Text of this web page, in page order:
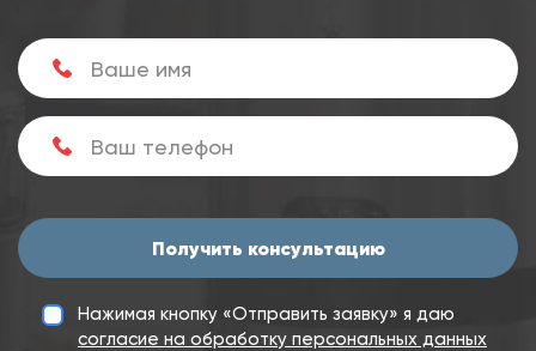
Получить консультацию
Нажимая кнопку «Отправить заявку» я даю
согласие на обработку персональных данных